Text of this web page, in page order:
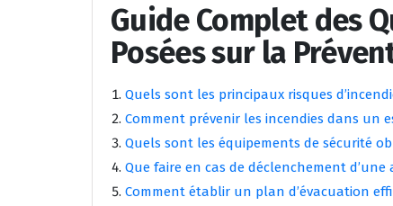
Guide Complet des
Posées sur la
Quels sont les principaux risques
Comment prévenir les incendies dans un
Quels sont les équipements de sécurité
Que faire en cas de déclenchement d’une
Comment établir un plan d’évacuation